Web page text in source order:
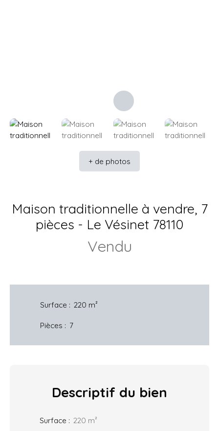
+ de photos
Maison traditionnelle à vendre, 7
pièces - Le Vésinet 78110
Vendu
Surface : 220 m²
Pièces : 7
Descriptif du bien
Surface : 220 m²